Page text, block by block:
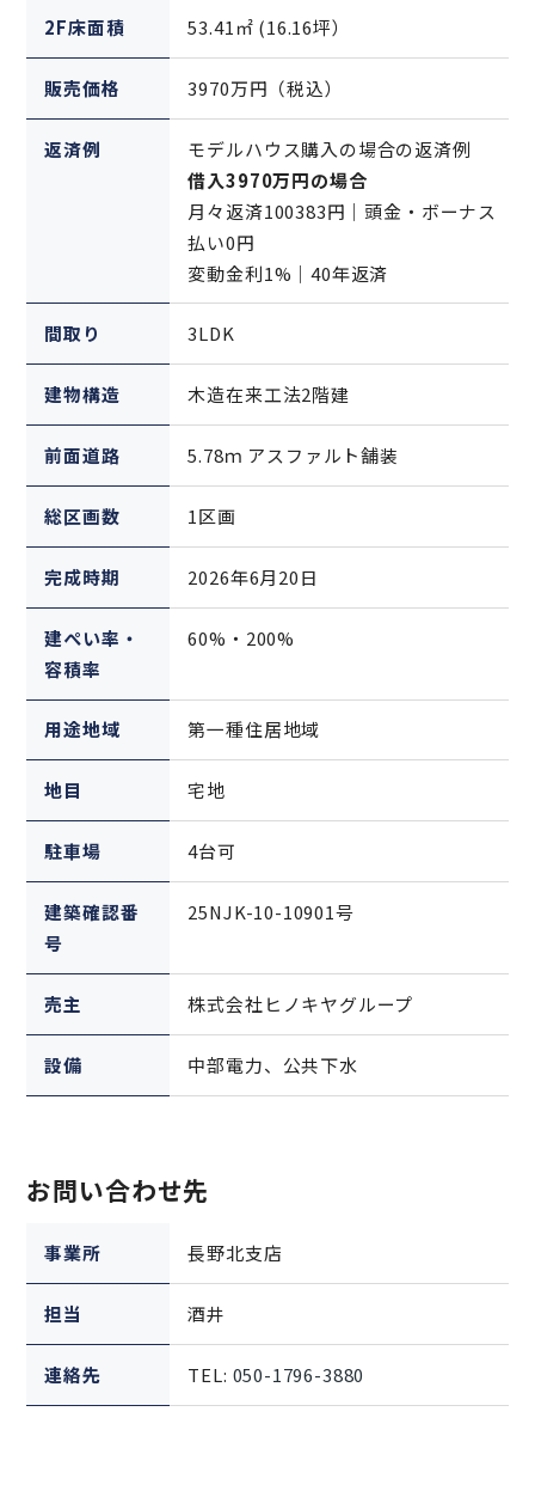
2F床面積 53.41㎡ (16.16坪）
販売価格 3970万円（税込）
返済例
モデルハウス購入の場合の返済例
借入3970万円の場合
月々返済100383円｜頭金・ボーナス
払い0円
変動金利1%｜40年返済
間取り 3LDK
建物構造 木造在来工法2階建
前面道路 5.78ｍ アスファルト舗装
総区画数 1区画
完成時期 2026年6月20日
建ぺい率・
容積率
60%・200%
用途地域 第一種住居地域
地目 宅地
駐車場 4台可
建築確認番
号
25NJK-10-10901号
売主 株式会社ヒノキヤグループ
設備 中部電力、公共下水
お問い合わせ先
事業所 長野北支店
担当 酒井
連絡先 TEL: 050-1796-3880